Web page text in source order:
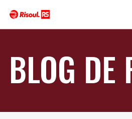
BLOG DE